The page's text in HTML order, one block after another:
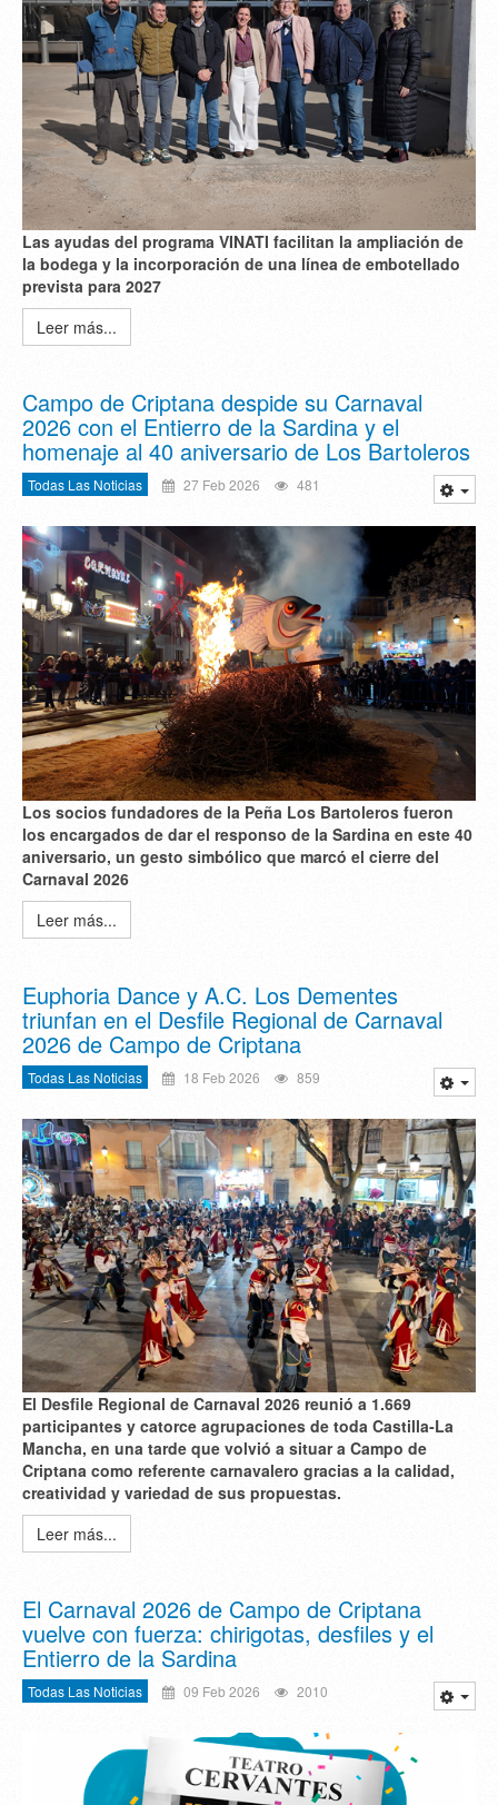
Las ayudas del programa VINATI facilitan la ampliación de
la bodega y la incorporación de una línea de embotellado
prevista para 2027
Leer más...
Campo de Criptana despide su Carnaval
2026 con el Entierro de la Sardina y el
homenaje al 40 aniversario de Los Bartoleros
Todas Las Noticias 27 Feb 2026 481
Los socios fundadores de la Peña Los Bartoleros fueron
los encargados de dar el responso de la Sardina en este 40
aniversario, un gesto simbólico que marcó el cierre del
Carnaval 2026
Leer más...
Euphoria Dance y A.C. Los Dementes
triunfan en el Desfile Regional de Carnaval
2026 de Campo de Criptana
Todas Las Noticias 18 Feb 2026 859
El Desfile Regional de Carnaval 2026 reunió a 1.669
participantes y catorce agrupaciones de toda Castilla‑La
Mancha, en una tarde que volvió a situar a Campo de
Criptana como referente carnavalero gracias a la calidad,
creatividad y variedad de sus propuestas.
Leer más...
El Carnaval 2026 de Campo de Criptana
vuelve con fuerza: chirigotas, desfiles y el
Entierro de la Sardina
Todas Las Noticias 09 Feb 2026 2010